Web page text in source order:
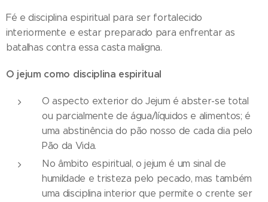
Fé e disciplina espiritual para ser fortalecido
interiormente e estar preparado para enfrentar as
batalhas contra essa casta maligna.
O jejum como disciplina espiritual
O aspecto exterior do Jejum é abster-se total
ou parcialmente de água/líquidos e alimentos; é
uma abstinência do pão nosso de cada dia pelo
Pão da Vida.
No âmbito espiritual, o jejum é um sinal de
humildade e tristeza pelo pecado, mas também
uma disciplina interior que permite o crente ser